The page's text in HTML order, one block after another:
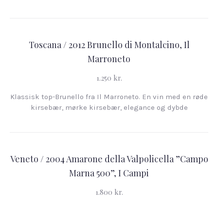
Toscana / 2012 Brunello di Montalcino, Il
Marroneto
1.250 kr.
Klassisk top-Brunello fra Il Marroneto. En vin med en røde
kirsebær, mørke kirsebær, elegance og dybde
Veneto / 2004 Amarone della Valpolicella ”Campo
Marna 500”, I Campi
1.800 kr.